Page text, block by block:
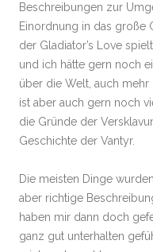
Beschreibungen zur
Einordnung in das große
der Gladiator’s Love
und ich hätte gern noch
über die Welt, auch
ist aber auch gern noch
die Gründe der
Geschichte der Vantyr.
Die meisten Dinge
aber richtige
haben mir dann doch
ganz gut unterhalten